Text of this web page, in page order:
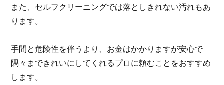
また、セルフクリーニングでは落としきれない汚れもあ
ります。
手間と危険性を伴うより、お金はかかりますが安心で
隅々まできれいにしてくれるプロに頼むことをおすすめ
します。